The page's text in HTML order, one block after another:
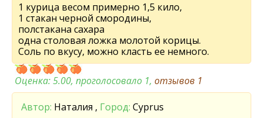
1 курица весом примерно 1,5 кило,
1 стакан черной смородины,
полстакана сахара
одна столовая ложка молотой корицы.
Соль по вкусу, можно класть ее немного.
Оценка:5.00, проголосовало 1, отзывов 1
Автор: Наталия , Город: Cyprus